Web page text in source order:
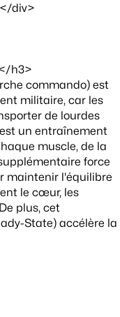
div>
h3>
commando) est
militaire, car les
de lourdes
un entraînement
muscle, de la
force
maintenir l'équilibre
le cœur, les
plus, cet
State) accélère la